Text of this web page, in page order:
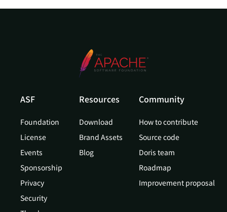
ASF
Foundation
License
Events
Sponsorship
Privacy
Security
Resources
Download
Brand Assets
Blog
Community
How to contribute
Source code
Doris team
Roadmap
Improvement proposal